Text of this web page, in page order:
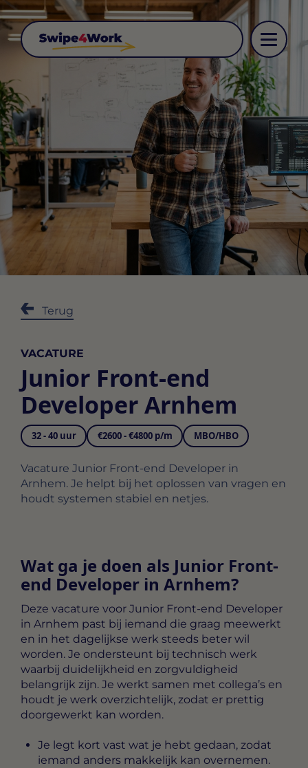
Terug
VACATURE
Junior Front-end
Developer Arnhem
32 - 40 uur €2600 - €4800 p/m MBO/HBO
Vacature Junior Front-end Developer in
Arnhem. Je helpt bij het oplossen van vragen en
houdt systemen stabiel en netjes.
Wat ga je doen als Junior Front-
end Developer in Arnhem?
Deze vacature voor Junior Front-end Developer
in Arnhem past bij iemand die graag meewerkt
en in het dagelijkse werk steeds beter wil
worden. Je ondersteunt bij technisch werk
waarbij duidelijkheid en zorgvuldigheid
belangrijk zijn. Je werkt samen met collega’s en
houdt je werk overzichtelijk, zodat er prettig
doorgewerkt kan worden.
Je legt kort vast wat je hebt gedaan, zodat
iemand anders makkelijk kan overnemen.